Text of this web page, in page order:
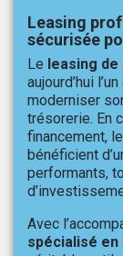
Leasing
sécurisée
Le leasing
aujourd’hui
moderniser
trésorerie. En
financement,
bénéficient
performants,
Avec
spécialisé en